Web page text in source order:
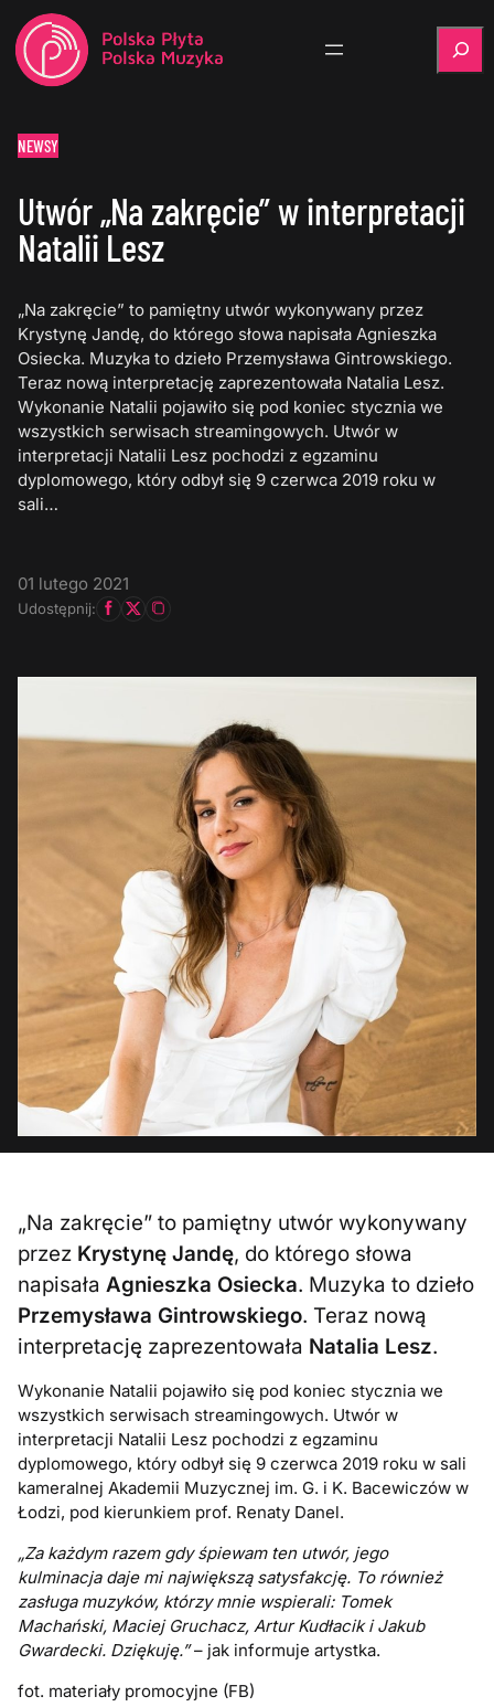
NEWSY
Utwór „Na zakręcie” w interpretacji
Natalii Lesz
„Na zakręcie” to pamiętny utwór wykonywany przez
Krystynę Jandę, do którego słowa napisała Agnieszka
Osiecka. Muzyka to dzieło Przemysława Gintrowskiego.
Teraz nową interpretację zaprezentowała Natalia Lesz.
Wykonanie Natalii pojawiło się pod koniec stycznia we
wszystkich serwisach streamingowych. Utwór w
interpretacji Natalii Lesz pochodzi z egzaminu
dyplomowego, który odbył się 9 czerwca 2019 roku w
sali…
01 lutego 2021
Udostępnij:
„Na zakręcie” to pamiętny utwór wykonywany
przez Krystynę Jandę, do którego słowa
napisałaAgnieszka Osiecka. Muzyka to dzieło
Przemysława Gintrowskiego. Teraz nową
interpretację zaprezentowała Natalia Lesz.
Wykonanie Natalii pojawiło się pod koniec stycznia we
wszystkich serwisach streamingowych. Utwór w
interpretacji Natalii Lesz pochodzi z egzaminu
dyplomowego, który odbył się 9 czerwca 2019 roku w sali
kameralnej Akademii Muzycznej im. G. i K. Bacewiczów w
Łodzi, pod kierunkiem prof. Renaty Danel.
„Za każdym razem gdy śpiewam ten utwór, jego
kulminacja daje mi największą satysfakcję. To również
zasługa muzyków, którzy mnie wspierali: Tomek
Machański, Maciej Gruchacz, Artur Kudłacik i Jakub
Gwardecki. Dziękuję.”– jak informuje artystka.
fot. materiały promocyjne (FB)